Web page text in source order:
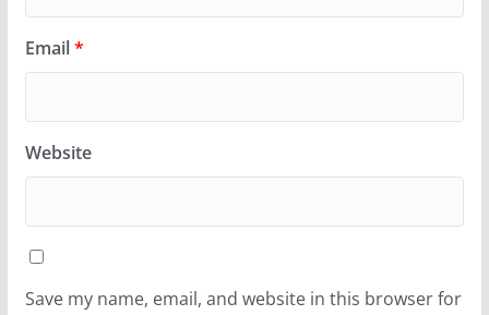
Email*
Website
Save my name, email, and website in this browser for